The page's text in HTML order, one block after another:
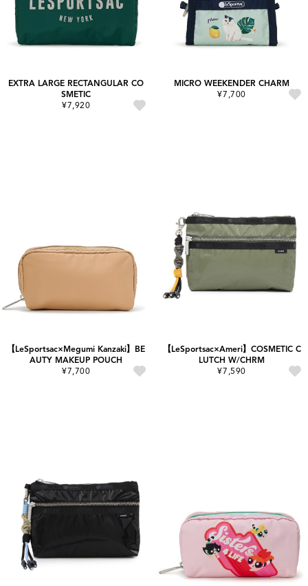
EXTRA LARGE RECTANGULAR CO
SMETIC
¥7,920
MICRO WEEKENDER CHARM
¥7,700
【LeSportsac×Megumi Kanzaki】BE
AUTY MAKEUP POUCH
¥7,700
【LeSportsac×Ameri】COSMETIC C
LUTCH W/CHRM
¥7,590